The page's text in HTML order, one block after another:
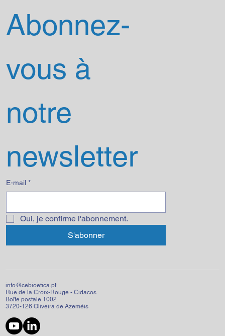
Abonnez-
vous à
notre
newsletter
E-mail *
Oui, je confirme l'abonnement.
S'abonner
info@cebioetica.pt
Rue de la Croix-Rouge - Cidacos
Boîte postale 1002
3720-126 Oliveira de Azeméis